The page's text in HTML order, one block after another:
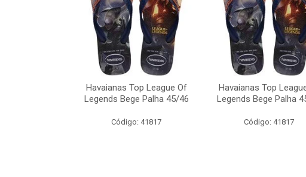
Havaianas Top League Of
Legends Bege Palha 45/46
Código: 41817
Havaianas Top
Legends Bege Palha
Código: 41817